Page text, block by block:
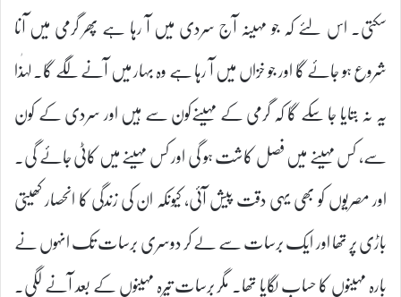
سکتی۔ اس لئے کہ جو مہینہ آج سردی میں آ رہا ہے پھر گرمی میں آنا
شروع ہو جائے گا اور جو خزاں میں آ رہا ہے وہ بہار میں آنے لگے گا۔ لہٰذا
یہ نہ بتایا جا سکے گا کہ گرمی کے مہینےکون سے ہیں اور سردی کے کون
سے، کس مہینے میں فصل کاشت ہو گی اور کس مہینے میں کاٹی جائے گی۔
اور مصریوں کو بھی یہی دقت پیش آئی، کیونکہ ان کی زندگی کا انحصار کھیتی
باڑی پر تھا اور ایک برسات سے لے کر دوسری برسات تک انہوں نے
بارہ مہینوں کا حساب لگایا تھا۔ مگر برسات تیرہ مہینوں کے بعد آنے لگی۔